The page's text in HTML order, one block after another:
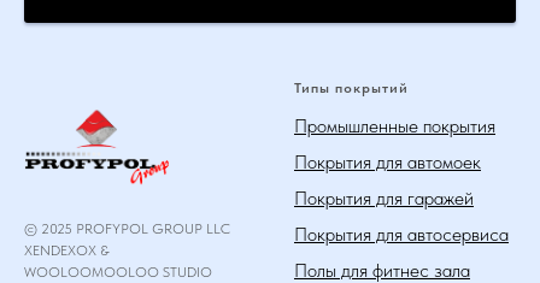
© 2025 PROFYPOL GROUP LLC
XENDEXOX &
WOOLOOMOOLOO STUDIO
Типы покрытий
Промышленные покрытия
Покрытия для автомоек
Покрытия для гаражей
Покрытия для автосервиса
Полы для фитнес зала